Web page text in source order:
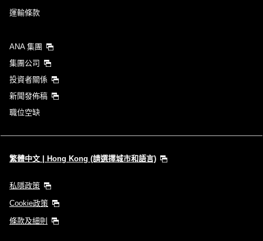
運輸條款
ANA 集團
集團公司
投資者關係
新聞發佈稿
職位空缺
繁體中文 | Hong Kong (請選擇城市和語言)
私隱政策
Cookie政策
條款及細則